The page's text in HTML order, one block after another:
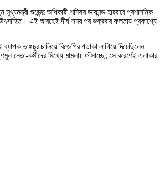
শুভেন্দু অধিকারী শনিবার ডায়মন্ড হারবারে প্রশাসনিক
উৎসাহিত। এই আবহেই দীর্ঘ সময় পর শুক্রবার ফলতায় প্রকাশ্যে
ভাঙচুর চালিয়ে বিজেপির পতাকা লাগিয়ে দিয়েছিলেন
নেতা-কর্মীদের মিথ্যে মামলায় ফাঁসাচ্ছে, সে কারণেই এলাকার